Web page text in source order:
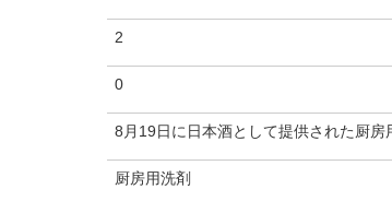
2
0
8月19日に日本酒として提供された厨房
厨房用洗剤